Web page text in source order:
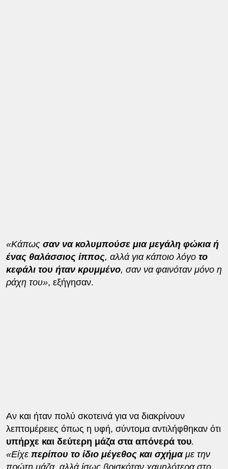
«Κάπως σαν να κολυμπούσε μια μεγάλη φώκια ή
ένας θαλάσσιος ίππος, αλλά για κάποιο λόγο το
κεφάλι του ήταν κρυμμένο, σαν να φαινόταν μόνο η
ράχη του», εξήγησαν.
Αν και ήταν πολύ σκοτεινά για να διακρίνουν
λεπτομέρειες όπως η υφή, σύντομα αντιλήφθηκαν ότι
υπήρχε και δεύτερη μάζα στα απόνερά του.
«Είχε περίπου το ίδιο μέγεθος και σχήμαμε την
πρώτη μάζα, αλλά ίσως βρισκόταν χαμηλότερα στο